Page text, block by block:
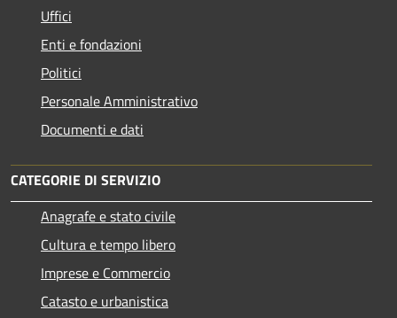
Uffici
Enti e fondazioni
Politici
Personale Amministrativo
Documenti e dati
CATEGORIE DI SERVIZIO
Anagrafe e stato civile
Cultura e tempo libero
Imprese e Commercio
Catasto e urbanistica